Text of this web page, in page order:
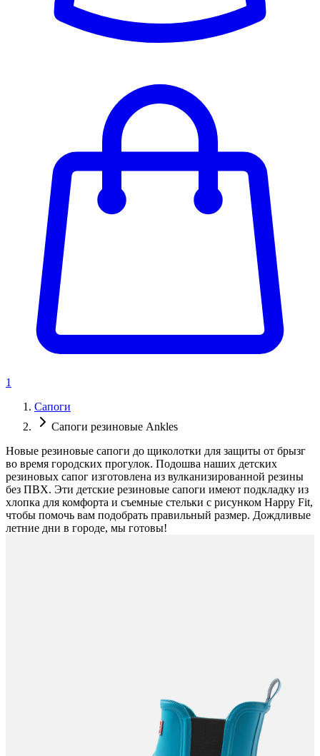
1
Сапоги
Сапоги резиновые Ankles
Новые резиновые сапоги до щиколотки для защиты от брызг
во время городских прогулок. Подошва наших детских
резиновых сапог изготовлена из вулканизированной резины
без ПВХ. Эти детские резиновые сапоги имеют подкладку из
хлопка для комфорта и съемные стельки с рисунком Happy Fit,
чтобы помочь вам подобрать правильный размер. Дождливые
летние дни в городе, мы готовы!